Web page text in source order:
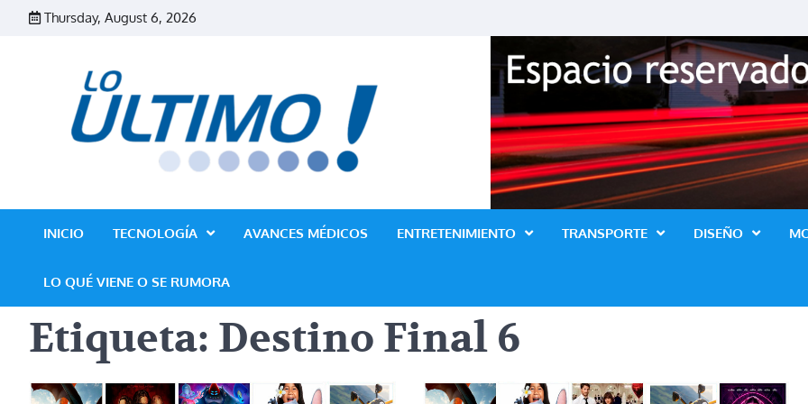
Thursday, August 6, 2026
Revista Lo Ultimo
INICIO TECNOLOGÍA AVANCES MÉDICOS ENTRETENIMIENTO TRANSPORTE DISEÑO
LO QUÉ VIENE O SE RUMORA
Etiqueta: Destino Final 6